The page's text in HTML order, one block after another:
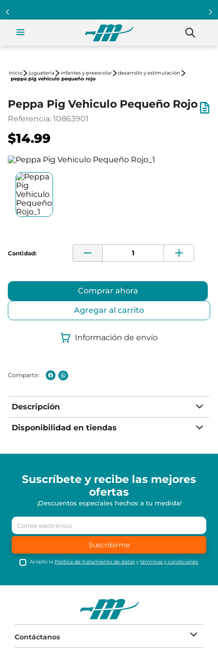
juguetería infantes y preescolar
desarrollo y estimulación
peppa pig vehiculo pequeño rojo
Peppa Pig Vehiculo Pequeño Rojo
Referencia: 10863901
$14.99
Comprar ahora
Agregar al carrito
Información de envío
Descripción
Disponibilidad en tiendas
Suscríbete y recibe las mejores
ofertas
¡Descuentos especiales hechos a tu medida!
Suscribirme
Acepto la Política de tratamiento de datos ytérminos y condiciones
Contáctanos